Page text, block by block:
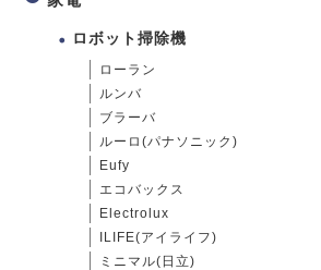
ロボット掃除機
ローラン
ルンバ
ブラーバ
ルーロ(パナソニック)
Eufy
エコバックス
Electrolux
ILIFE(アイライフ)
ミニマル(日立)